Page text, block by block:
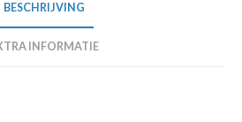
BESCHRIJVING
INFORMATIE